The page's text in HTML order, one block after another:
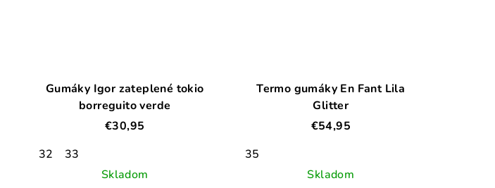
Gumáky Igor zateplené tokio
borreguito verde
€30,95
32
33
Skladom
Termo gumáky En Fant Lila
Glitter
€54,95
35
Skladom